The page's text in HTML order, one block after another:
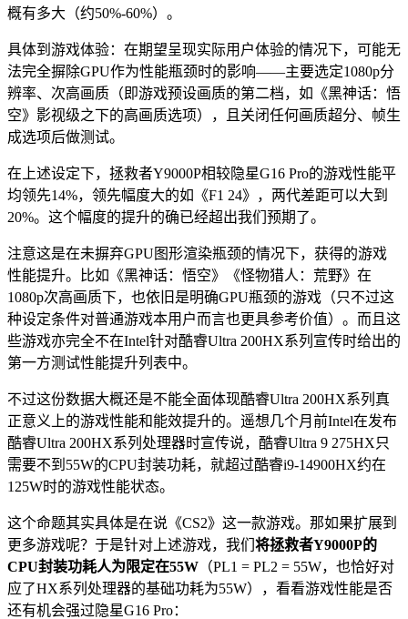
概有多大（约50%-60%）。
具体到游戏体验：在期望呈现实际用户体验的情况下，可能无
法完全摒除GPU作为性能瓶颈时的影响——主要选定1080p分
辨率、次高画质（即游戏预设画质的第二档，如《黑神话：悟
空》影视级之下的高画质选项），且关闭任何画质超分、帧生
成选项后做测试。
在上述设定下，拯救者Y9000P相较隐星G16 Pro的游戏性能平
均领先14%，领先幅度大的如《F1 24》，两代差距可以大到
20%。这个幅度的提升的确已经超出我们预期了。
注意这是在未摒弃GPU图形渲染瓶颈的情况下，获得的游戏
性能提升。比如《黑神话：悟空》《怪物猎人：荒野》在
1080p次高画质下，也依旧是明确GPU瓶颈的游戏（只不过这
种设定条件对普通游戏本用户而言也更具参考价值）。而且这
些游戏亦完全不在Intel针对酷睿Ultra 200HX系列宣传时给出的
第一方测试性能提升列表中。
不过这份数据大概还是不能全面体现酷睿Ultra 200HX系列真
正意义上的游戏性能和能效提升的。遥想几个月前Intel在发布
酷睿Ultra 200HX系列处理器时宣传说，酷睿Ultra 9 275HX只
需要不到55W的CPU封装功耗，就超过酷睿i9-14900HX约在
125W时的游戏性能状态。
这个命题其实具体是在说《CS2》这一款游戏。那如果扩展到
更多游戏呢？于是针对上述游戏，我们 将拯救者Y9000P的
CPU封装功耗人为限定在55W （PL1 = PL2 = 55W，也恰好对
应了HX系列处理器的基础功耗为55W），看看游戏性能是否
还有机会强过隐星G16 Pro：